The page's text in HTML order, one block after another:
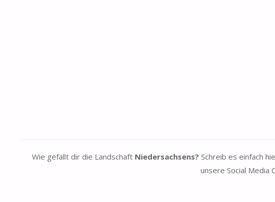
Wie gefällt dir die Landschaft Niedersachsens? Schreib es einfach
unsere Social Media